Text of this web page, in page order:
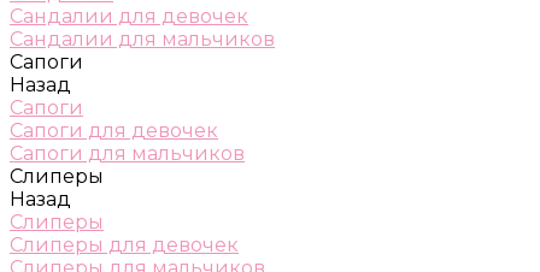
Сандалии для девочек
Сандалии для мальчиков
Сапоги
Назад
Сапоги
Сапоги для девочек
Сапоги для мальчиков
Слиперы
Назад
Слиперы
Слиперы для девочек